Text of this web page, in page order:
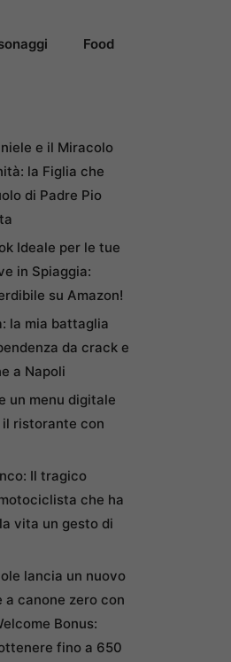
Food
e il Miracolo
la Figlia che
di Padre Pio
Ideale per le tue
in Spiaggia:
su Amazon!
la mia battaglia
da crack e
a Napoli
un menu digitale
ristorante con
Il tragico
che ha
vita un gesto di
lancia un nuovo
a canone zero con
Bonus:
fino a 650